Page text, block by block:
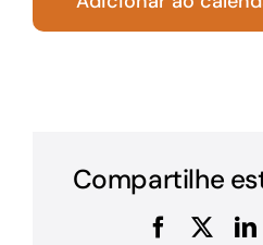
Compartilhe
Facebook
X